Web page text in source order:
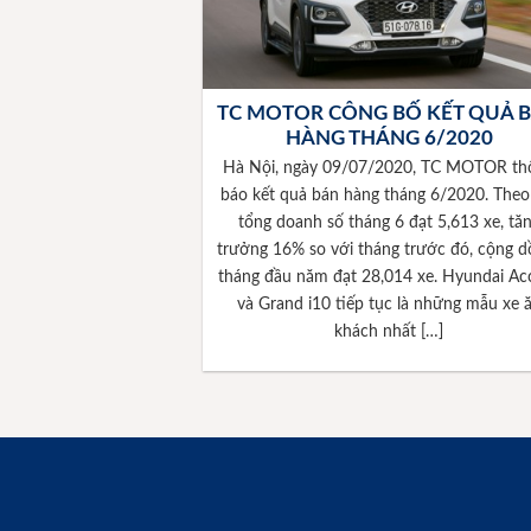
TC MOTOR CÔNG BỐ KẾT QUẢ
HÀNG THÁNG 6/2020
Hà Nội, ngày 09/07/2020, TC MOTOR
báo kết quả bán hàng tháng 6/2020.
tổng doanh số tháng 6 đạt 5,613 xe,
trưởng 16% so với tháng trước đó, cộng
tháng đầu năm đạt 28,014 xe. Hyundai
và Grand i10 tiếp tục là những mẫu xe
khách nhất […]